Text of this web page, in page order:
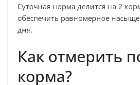
Суточная норма делится на 2
обеспечить равномерное
дня.
Как отмерить
корма?